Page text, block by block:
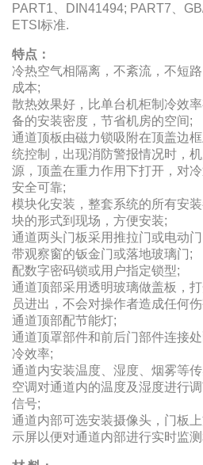
PART1、DIN41494; PART7、
ETSI标准.
特点：
冷热空气相隔离，不紊流，不短
成本;
散热效果好，比单台机柜制冷效
备的安装密度，节省机房的空间;
通道顶板由磁力锁吸附在顶盖边
统控制，出现消防警报情况时，
源，顶盖在重力作用下打开，对
安全可靠;
模块化安装，整套系统的所有安
块的形式到现场，方便安装;
通道两头门板采用推拉门或电动
带观察窗的钣金门或落地玻璃门;
配数字密码锁或用户指定锁型;
通道顶部采用透明玻璃做盖板，
员进出，不会对操作者造成任何
通道顶部配节能灯;
通道顶罩部件和前后门部件连接
冷效率;
通道内安装温度、湿度、烟雾等
空调对通道内的温度及湿度进行
信号;
通道内部可选安装摄像头，门板
示屏以便对通道内部进行实时监